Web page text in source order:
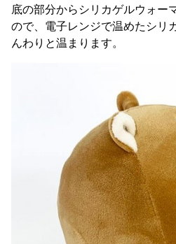
底の部分からシリカゲルウォー
ので、電子レンジで温めたシリ
んわりと温まります。